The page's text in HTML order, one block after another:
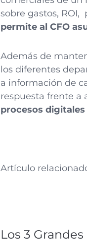
sobre gastos, ROI,
permite al CFO
Además de
los diferentes
a información de
respuesta frente a
procesos digitales
Artículo
Los 3